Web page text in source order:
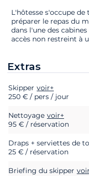
L'hôtesse s'occupe
préparer le repas du
dans l'une des
accès non restreint à
Extras
Extras Statut
Skipper voir+
250 € / pers / jour
Nettoyage voir+
95 € / réservation
Draps + serviettes de
25 € / réservation
Briefing du skipper